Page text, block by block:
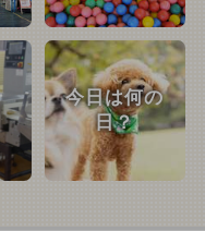
今日は何の
日？